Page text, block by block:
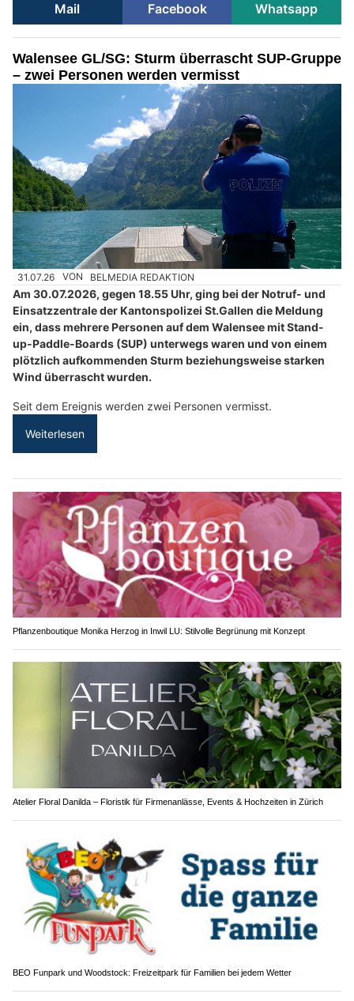
Mail
Facebook Whatsapp
Walensee GL/SG: Sturm überrascht SUP-Gruppe
– zwei Personen werden vermisst
31.07.26 VON BELMEDIA REDAKTION
Am 30.07.2026, gegen 18.55 Uhr, ging bei der Notruf- und
Einsatzzentrale der Kantonspolizei St.Gallen die Meldung
ein, dass mehrere Personen auf dem Walensee mit Stand-
up-Paddle-Boards (SUP) unterwegs waren und von einem
plötzlich aufkommenden Sturm beziehungsweise starken
Wind überrascht wurden.
Seit dem Ereignis werden zwei Personen vermisst.
Weiterlesen
Pflanzenboutique Monika Herzog in Inwil LU: Stilvolle Begrünung mit Konzept
Atelier Floral Danilda – Floristik für Firmenanlässe, Events & Hochzeiten in Zürich
BEO Funpark und Woodstock: Freizeitpark für Familien bei jedem Wetter